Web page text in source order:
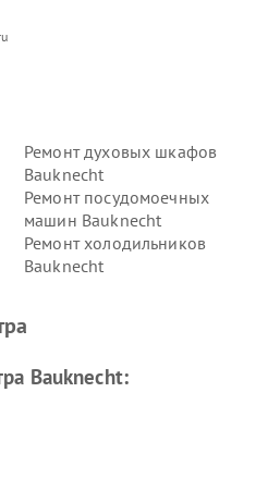
Ремонт духовых шкафов
Bauknecht
Ремонт посудомоечных
машин Bauknecht
Ремонт холодильников
Bauknecht
Bauknecht: